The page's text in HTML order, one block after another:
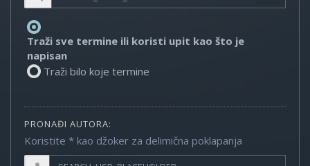
Traži sve termine ili koristi upit kao što je
napisan
Traži bilo koje termine
PRONAĐI AUTORA:
Koristite * kao džoker za delimična poklapanja